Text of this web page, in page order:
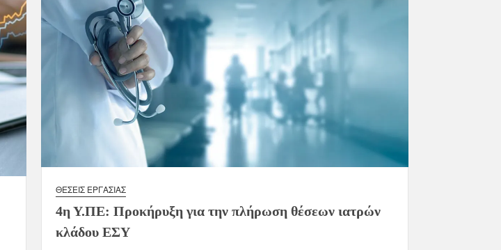
ΘΈΣΕΙΣ ΕΡΓΑΣΊΑΣ
4η Υ.ΠΕ: Προκήρυξη για την πλήρωση θέσεων ιατρών
κλάδου ΕΣΥ